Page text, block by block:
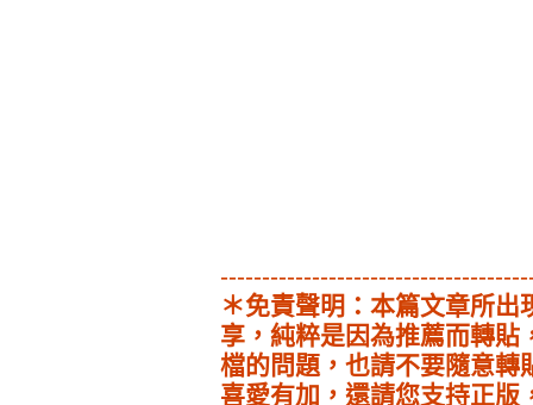
＊免責聲明：本篇文章所
享，純粹是因為推薦而轉貼
檔的問題，也請不要隨意轉
喜愛有加，還請您支持正版